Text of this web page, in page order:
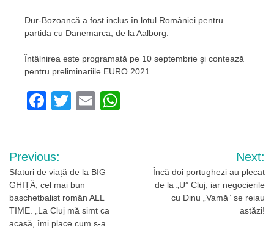
Dur-Bozoancă a fost inclus în lotul României pentru
partida cu Danemarca, de la Aalborg.
Întâlnirea este programată pe 10 septembrie şi contează
pentru preliminariile EURO 2021.
Facebook
TwitterEmail
Navigare
în
articole
Previous:
Sfaturi de viață de la BIG
GHIȚĂ, cel mai bun
baschetbalist român ALL
TIME. „La Cluj mă simt ca
acasă, îmi place cum s-a
Next:
Încă doi portughezi au plecat
de la „U” Cluj, iar negocierile
cu Dinu „Vamă” se reiau
astăzi!